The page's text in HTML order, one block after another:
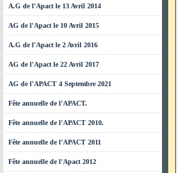
A.G de l'Apact le 13 Avril 2014
AG de l'Apact le 10 Avril 2015
A.G de l'Apact le 2 Avril 2016
AG de l'Apact le 22 Avril 2017
AG de l'APACT 4 Septembre 2021
Fête annuelle de l'APACT.
Fête annuelle de l'APACT 2010.
Fête annuelle de l'APACT 2011
Fête annuelle de l'Apact 2012